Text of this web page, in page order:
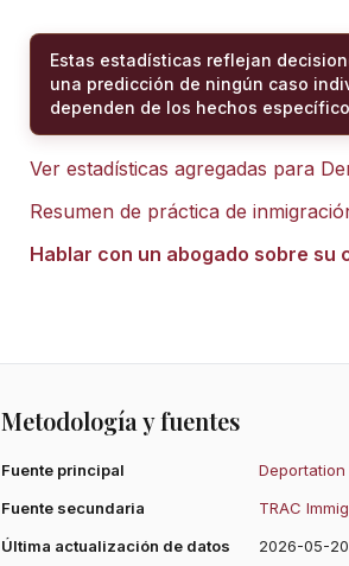
Estas estadísticas reflejan
una predicción de ningún caso
dependen de los hechos
Ver estadísticas agregadas para
Resumen de práctica de
Hablar con un abogado sobre su
Metodología y fuentes
Fuente principal Deportation
Fuente secundaria
TRAC
Última actualización de datos
2026-05-20